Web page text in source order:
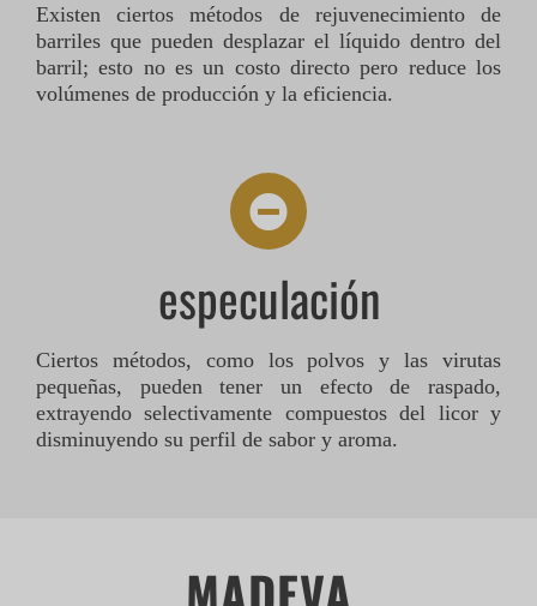
Existen ciertos métodos de rejuvenecimiento de
barriles que pueden desplazar el líquido dentro del
barril; esto no es un costo directo pero reduce los
volúmenes de producción y la eficiencia.
especulación
Ciertos métodos, como los polvos y las virutas
pequeñas, pueden tener un efecto de raspado,
extrayendo selectivamente compuestos del licor y
disminuyendo su perfil de sabor y aroma.